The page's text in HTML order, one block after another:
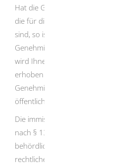
Hat die
die für die Erteilung einer
sind, so ist über den Antrag zu
Genehmigungsbescheid ist
wird Ihnen und den Personen,
erhoben haben, zugestellt. Die
Genehmigungsbescheides an
öffentliche Bekanntmachung
Die
nach § 13 BImSchG andere
behördliche Entscheidungen
rechtliche Genehmigungen,